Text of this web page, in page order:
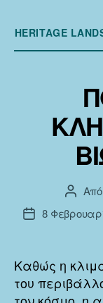
HERITAGE
Από
Ημ.8
Καθώς η
του